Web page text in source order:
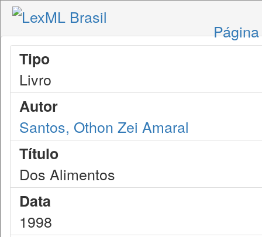
Tipo
Livro
Autor
Santos, Othon Zei Amaral
Título
Dos Alimentos
Data
1998